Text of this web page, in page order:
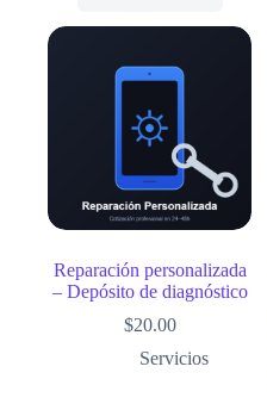
Reparación personalizada
– Depósito de diagnóstico
$20.00
Servicios